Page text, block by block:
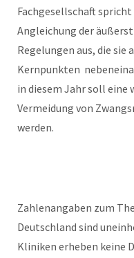
Fachgesellschaft
Angleichung der
Regelungen aus, die sie
Kernpunkten
in diesem Jahr soll eine
Vermeidung von
werden.
Zahlenangaben zum
Deutschland sind
Kliniken erheben keine